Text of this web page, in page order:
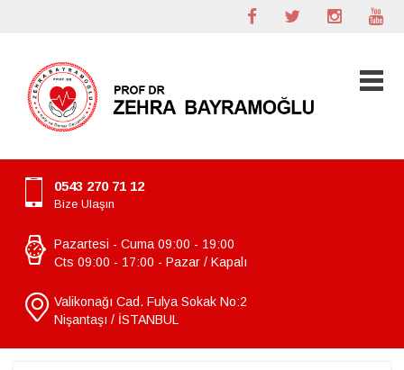
0543 270 71 12
Bize Ulaşın
Pazartesi - Cuma 09:00 - 19:00
Cts 09:00 - 17:00 - Pazar / Kapalı
Valikonağı Cad. Fulya Sokak No:2
Nişantaşı / İSTANBUL